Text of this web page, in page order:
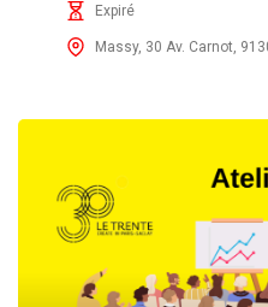
Expiré
Massy, 30 Av. Carnot,